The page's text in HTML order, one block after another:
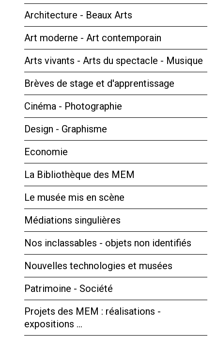
Architecture - Beaux Arts
Art moderne - Art contemporain
Arts vivants - Arts du spectacle - Musique
Brèves de stage et d'apprentissage
Cinéma - Photographie
Design - Graphisme
Economie
La Bibliothèque des MEM
Le musée mis en scène
Médiations singulières
Nos inclassables - objets non identifiés
Nouvelles technologies et musées
Patrimoine - Société
Projets des MEM : réalisations -
expositions …